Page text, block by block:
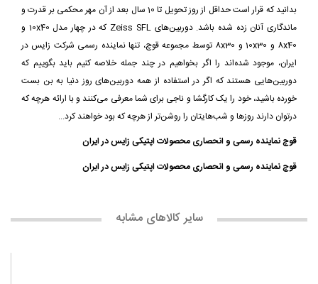
بدانید که قرار است حداقل از روز تحویل تا 10 سال بعد از آن مهر محکمی بر قدرت و
ماندگاری آنان زده شده باشد. دوربین‌های Zeiss SFL که در چهار مدل 10x40 و
8x40 و 10x30 و 8x30 توسط مجموعه قوچ، تنها نماینده رسمی شرکت زایس در
ایران، موجود شده‌اند را اگر بخواهیم در چند جمله خلاصه کنیم باید بگوییم که
دوربین‌هایی هستند که اگر در استفاده از همه دوربین‌های روز دنیا به بن بست
خورده باشید، خود را یک کارگشا و ناجی برای شما معرفی می‌کنند و با ارائه هرچه که
درتوان دارند روزها و شب‌هایتان را روشن‌تر از هرچه که بود خواهند کرد...
قوچ نماینده رسمی و انحصاری محصولات اپتیکی زایس در ایران
قوچ نماینده رسمی و انحصاری محصولات اپتیکی زایس در ایران
سایر کالاهای مشابه